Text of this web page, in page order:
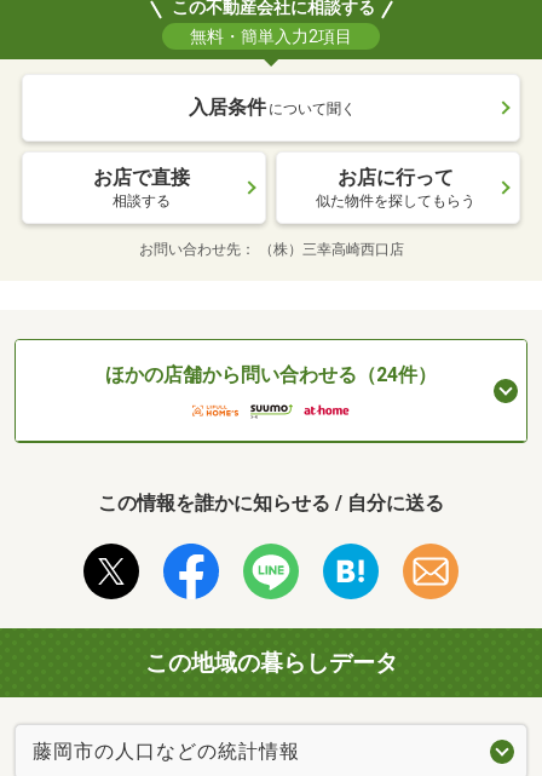
この不動産会社に相談する
無料・簡単入力2項目
入居条件 について聞く
お店で直接
相談する
お店に行って
似た物件を探してもらう
お問い合わせ先 （株）三幸高崎西口店
ほかの店舗から問い合わせる（24件）
この情報を誰かに知らせる / 自分に送る
この地域の暮らしデータ
藤岡市の人口などの統計情報